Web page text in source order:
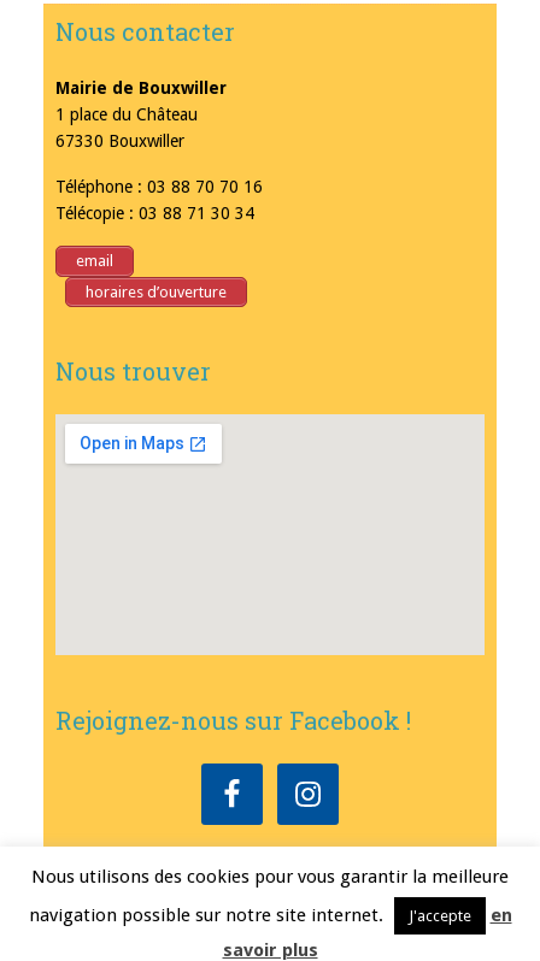
Nous contacter
Mairie de Bouxwiller
1 place du Château
67330 Bouxwiller
Téléphone : 03 88 70 70 16
Télécopie : 03 88 71 30 34
email
horaires d’ouverture
Nous trouver
Rejoignez-nous sur Facebook !
Mairie de Bouxwiller • Conception
Mentions légales
Nous utilisons des cookies pour vous garantir la meilleure
navigation possible sur notre site internet.
J'accepte
en
savoir plus